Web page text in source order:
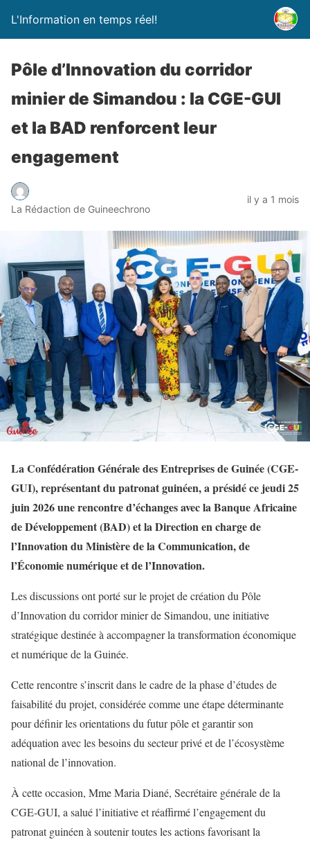
L'Information en temps réel!
Pôle d’Innovation du corridor
minier de Simandou : la CGE-GUI
et la BAD renforcent leur
engagement
La Rédaction de Guineechrono
il y a 1 mois
La Confédération Générale des Entreprises de Guinée (CGE-
GUI), représentant du patronat guinéen, a présidé ce jeudi 25
juin 2026 une rencontre d’échanges avec la Banque Africaine
de Développement (BAD) et la Direction en charge de
l’Innovation du Ministère de la Communication, de
l’Économie numérique et de l’Innovation.
Les discussions ont porté sur le projet de création du Pôle
d’Innovation du corridor minier de Simandou, une initiative
stratégique destinée à accompagner la transformation économique
et numérique de la Guinée.
Cette rencontre s’inscrit dans le cadre de la phase d’études de
faisabilité du projet, considérée comme une étape déterminante
pour définir les orientations du futur pôle et garantir son
adéquation avec les besoins du secteur privé et de l’écosystème
national de l’innovation.
À cette occasion, Mme Maria Diané, Secrétaire générale de la
CGE-GUI, a salué l’initiative et réaffirmé l’engagement du
patronat guinéen à soutenir toutes les actions favorisant la